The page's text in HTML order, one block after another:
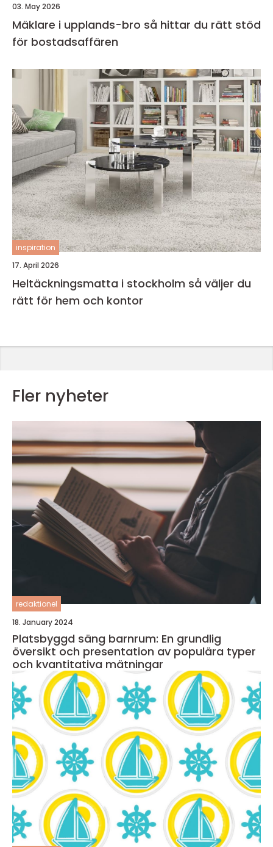
03. May 2026
Mäklare i upplands-bro så hittar du rätt stöd
för bostadsaffären
inspiration
17. April 2026
Heltäckningsmatta i stockholm så väljer du
rätt för hem och kontor
Fler nyheter
redaktionel
18. January 2024
Platsbyggd säng barnrum: En grundlig
översikt och presentation av populära typer
och kvantitativa mätningar